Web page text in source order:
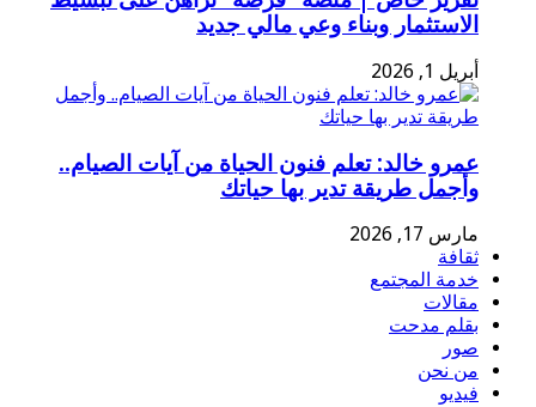
الاستثمار وبناء وعي مالي جديد
أبريل 1, 2026
عمرو خالد: تعلم فنون الحياة من آيات الصيام..
وأجمل طريقة تدير بها حياتك
مارس 17, 2026
ثقافة
خدمة المجتمع
مقالات
بقلم مدحت
صور
من نحن
فيديو